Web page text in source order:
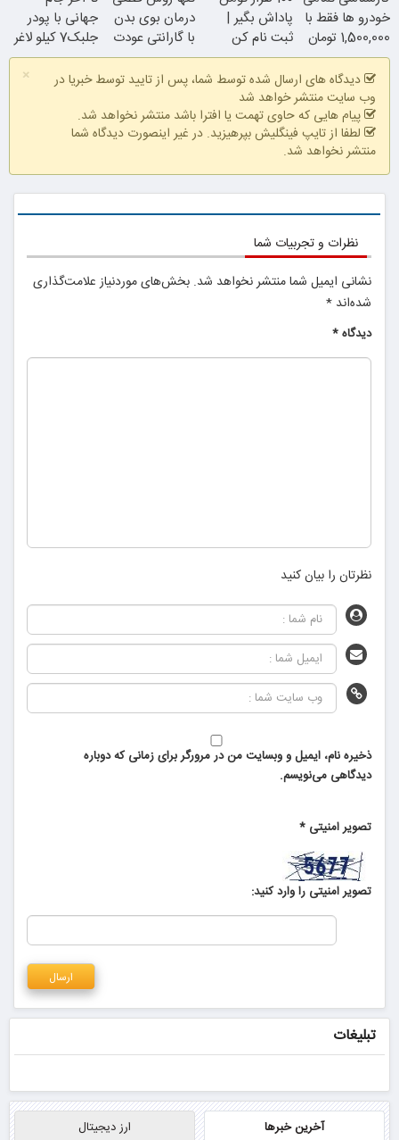
خودرو ها فقط با
1,500,000 تومان
پاداش بگیر |
ثبت نام کن
درمان بوی بدن
با گارانتی عودت
وجه
همین الان ببین
جهانی با پودر
جلبک7 کیلو لاغر
شو
×
دیدگاه های ارسال شده توسط شما، پس از تایید توسط خبریا در
وب سایت منتشر خواهد شد
پیام هایی که حاوی تهمت یا افترا باشد منتشر نخواهد شد.
لطفا از تایپ فینگلیش بپرهیزید. در غیر اینصورت دیدگاه شما
منتشر نخواهد شد.
نظرات و تجربیات شما
نشانی ایمیل شما منتشر نخواهد شد. بخش‌های موردنیاز علامت‌گذاری
شده‌اند *
دیدگاه*
نظرتان را بیان کنید
ذخیره نام، ایمیل و وبسایت من در مرورگر برای زمانی که دوباره
دیدگاهی می‌نویسم.
تصویر امنیتی *
تصویر امنیتی را وارد کنید:
تبلیغات
آخرین خبرها ارز دیجیتال